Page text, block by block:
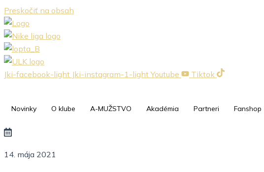
Preskočiť na obsah
Jki-facebook-light Jki-instagram-1-light Youtube Tiktok
Novinky O klube A-MUŽSTVO Akadémia Partneri Fanshop
14. mája 2021